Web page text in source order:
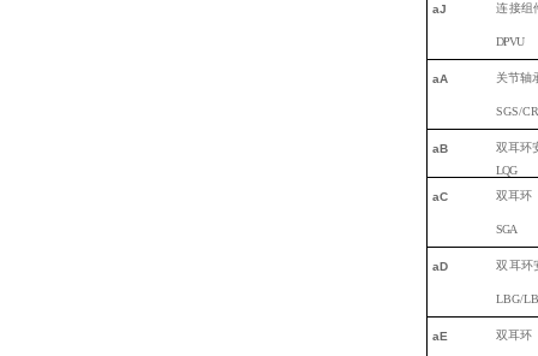
aJ 连接组
DPVU
aA 关节轴
SGS/
aB 双耳环
LQG
aC
双耳环
SGA
aD 双耳环
LBG/
aE 双耳环